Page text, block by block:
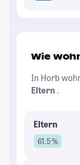
Wie
In Horb
Eltern .
Eltern
61.5 %